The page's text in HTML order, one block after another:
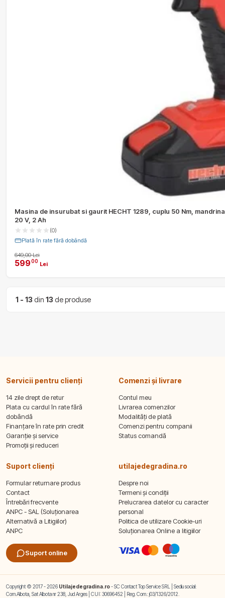
Masina de insurubat si gaurit HECHT 1289, cuplu 50 Nm,
20 V, 2 Ah
(0)
Plată în rate fără dobândă
649,00 Lei
59900 Lei
1 - 13 din 13 de produse
Servicii pentru clienți
14 zile drept de retur
Plata cu cardul în rate fără
dobândă
Finanțare în rate prin credit
Garanție și service
Promoții și reduceri
Comenzi și livrare
Contul meu
Livrarea comenzilor
Modalități de plată
Comenzi pentru companii
Status comandă
Suport clienți
Formular returnare produs
Contact
Întrebări frecvente
ANPC - SAL (Soluționarea
Alternativă a Litigiilor)
ANPC
Suport online
utilajedegradina.ro
Despre noi
Termeni și condiții
Prelucrarea datelor cu caracter
personal
Politica de utilizare Cookie-uri
Soluționarea Online a litigiilor
Copyright © 2017 - 2026 Utilajedegradina.ro- SC Contact Top Service SRL | Sediu social:
Com.Albota, Sat Albota nr 238, Jud Arges | CUI: 30696452 | Reg. Com.: j03/1326/2012.